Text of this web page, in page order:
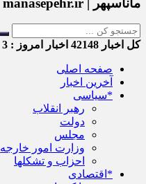
ماناسپهر | manasepehr.ir
کل اخبار اخبار امروز : 3
صفحه اصلی
آخرین اخبار
*سیاسی
رهبر انقلاب
دولت
مجلس
وزارت امور خارجه
احزاب و تشکلها
*اقتصادی